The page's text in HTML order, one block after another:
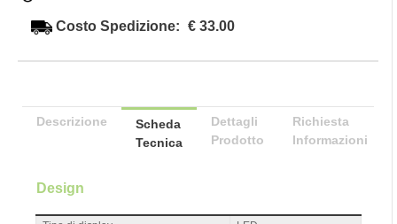
Costo Spedizione: € 33.00
Descrizione
Scheda
Tecnica
Dettagli
Prodotto
Richiesta
Informazioni
Design